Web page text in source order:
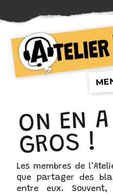
Atelier Virtuel
ON EN A
GROS !
Les membres de
que partager des
entre eux.